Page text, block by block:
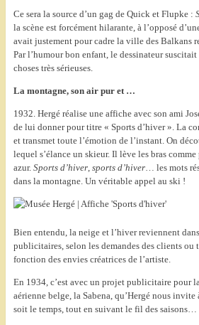
Ce sera la source d’un gag de Quick et Flupke :
la scène est forcément hilarante, à l’opposé
avait justement pour cadre la ville des Balkans
Par l’humour bon enfant, le dessinateur
choses très sérieuses.
La montagne, son air pur et …
1932. Hergé réalise une affiche avec son ami
de lui donner pour titre « Sports d’hiver ». La
et transmet toute l’émotion de l’instant. On
lequel s’élance un skieur. Il lève les bras
azur. Sports d’hiver, sports d’hiver… les mots
dans la montagne. Un véritable appel au ski !
Bien entendu, la neige et l’hiver reviennent
publicitaires, selon les demandes des clients ou
fonction des envies créatrices de l’artiste.
En 1934, c’est avec un projet publicitaire pour
aérienne belge, la Sabena, qu’Hergé nous
soit le temps, tout en suivant le fil des saisons…